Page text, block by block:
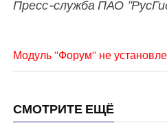
Пресс-служба ПАО
Модуль "Форум" не
СМОТРИТЕ ЕЩЁ